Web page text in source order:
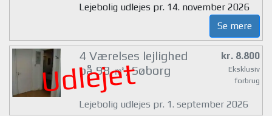
Lejebolig udlejes pr. 14. november 2026
Se mere
Udlejet
4 Værelses lejlighed
på 98 ㎡, Søborg
kr. 8.800
Eksklusiv
forbrug
Lejebolig udlejes pr. 1. september 2026